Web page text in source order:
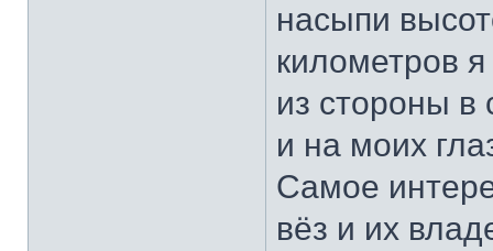
насыпи
километров
из стороны в
и на моих
Самое
вёз и их